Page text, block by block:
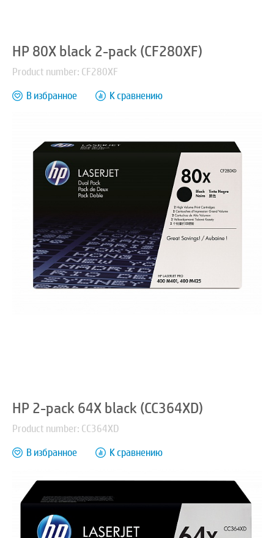
HP 80X black 2-pack (CF280XF)
Product number: CF280XF
В избранное
К сравнению
HP 2-pack 64X black (CC364XD)
Product number: CC364XD
В избранное
К сравнению